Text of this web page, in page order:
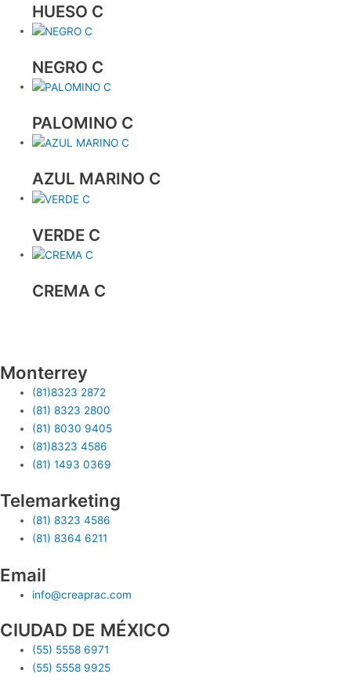
HUESO C
NEGRO C
PALOMINO C
AZUL MARINO C
VERDE C
CREMA C
Monterrey
(81)8323 2872
(81) 8323 2800
(81) 8030 9405
(81)8323 4586
(81) 1493 0369
Telemarketing
(81) 8323 4586
(81) 8364 6211
Email
info@creaprac.com
CIUDAD DE MÉXICO
(55) 5558 6971
(55) 5558 9925